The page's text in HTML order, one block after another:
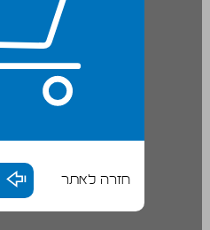
חזרה לאתר